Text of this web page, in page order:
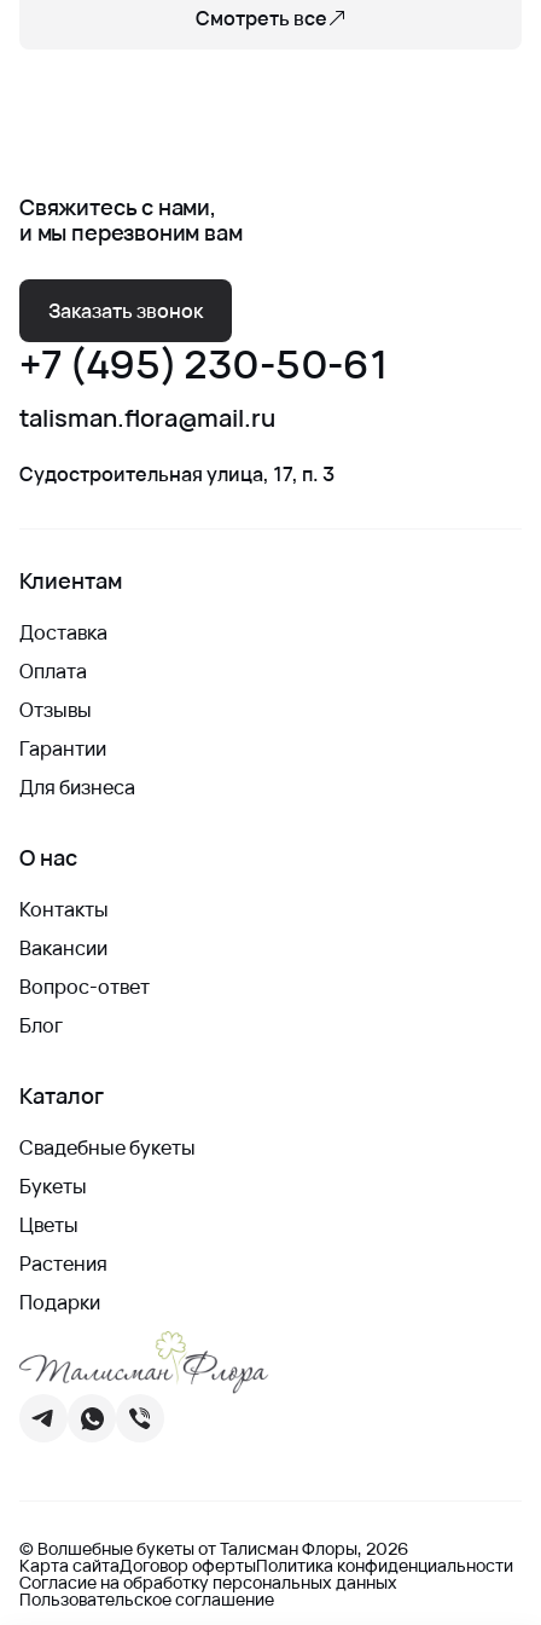
Смотреть все
Свяжитесь с нами,
и мы перезвоним вам
Заказать звонок
+7 (495) 230-50-61
talisman.flora@mail.ru
Судостроительная улица, 17, п. 3
Клиентам
Доставка
Оплата
Отзывы
Гарантии
Для бизнеса
О нас
Контакты
Вакансии
Вопрос-ответ
Блог
Каталог
Свадебные букеты
Букеты
Цветы
Растения
Подарки
© Волшебные букеты от Талисман Флоры, 2026
Карта сайтаДоговор офертыПолитика конфиденциальности
Согласие на обработку персональных данных
Пользовательское соглашение